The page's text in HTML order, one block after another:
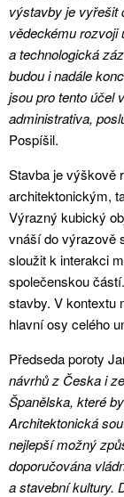
výstavby je vyřešit
vědeckému rozvoji
a technologická
budou i nadále
jsou pro tento účel
administrativa,
Pospíšil.
Stavba je výškově
architektonickým,
Výrazný kubický
vnáší do výrazově
sloužit k interakci
společenskou
stavby. V kontextu
hlavní osy celého
Předseda poroty
návrhů z Česka i
Španělska, které
Architektonická
nejlepší možný
doporučována
a stavební kultury.